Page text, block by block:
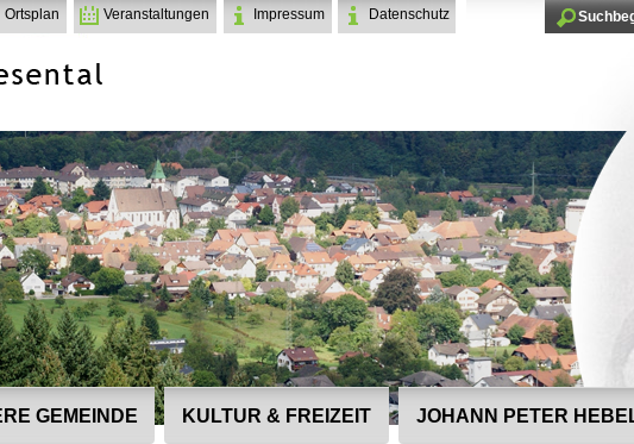
Ortsplan Veranstaltungen Impressum Datenschutz
GEMEINDE KULTUR & FREIZEIT JOHANN PETER HEBEL